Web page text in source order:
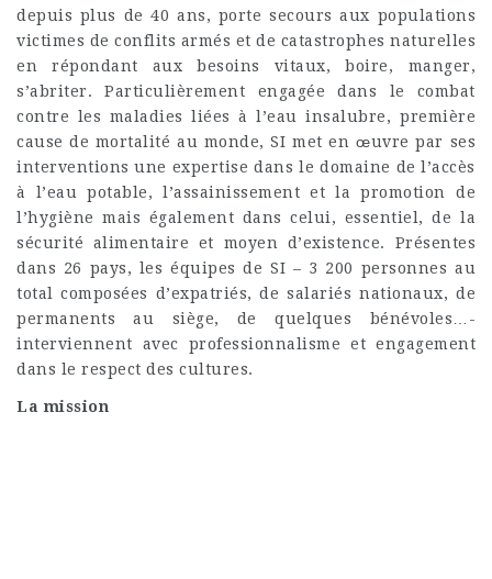
depuis plus de 40 ans, porte secours aux populations
victimes de conflits armés et de catastrophes naturelles
en répondant aux besoins vitaux, boire, manger,
s’abriter. Particulièrement engagée dans le combat
contre les maladies liées à l’eau insalubre, première
cause de mortalité au monde, SI met en œuvre par ses
interventions une expertise dans le domaine de l’accès
à l’eau potable, l’assainissement et la promotion de
l’hygiène mais également dans celui, essentiel, de la
sécurité alimentaire et moyen d’existence. Présentes
dans 26 pays, les équipes de SI – 3 200 personnes au
total composées d’expatriés, de salariés nationaux, de
permanents au siège, de quelques bénévoles…-
interviennent avec professionnalisme et engagement
dans le respect des cultures.
La mission